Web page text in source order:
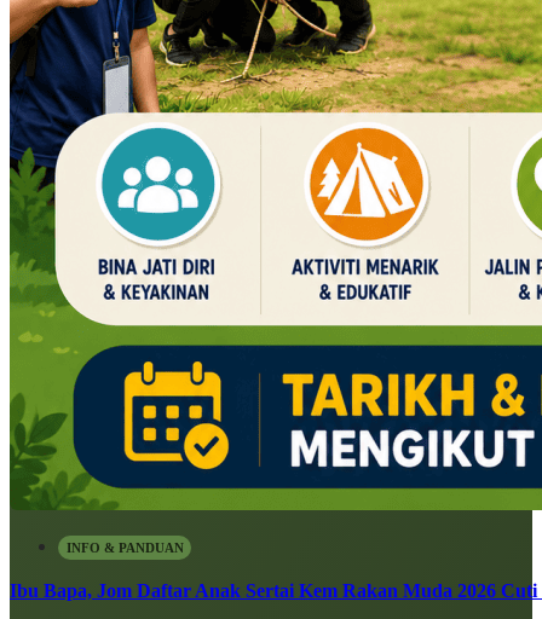
INFO & PANDUAN
Ibu Bapa, Jom Daftar Anak Sertai Kem Rakan Muda 2026